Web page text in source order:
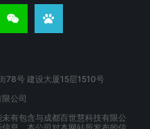
78号 建设大厦15层1510号
公司
有包含与成都百世慧科技有限公